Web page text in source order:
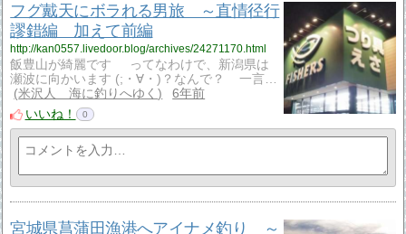
フグ戴天にボラれる男旅 ～直情径行
謬錯編 加えて前編
http://kan0557.livedoor.blog/archives/24271170.html
飯豊山が綺麗です ってなわけで、新潟県は
瀬波に向かいます (;・∀・)？なんで？ 一言…
米沢人 海に釣りへゆく
6年前
いいね！
0
宮城県菖蒲田漁港へアイナメ釣り ～